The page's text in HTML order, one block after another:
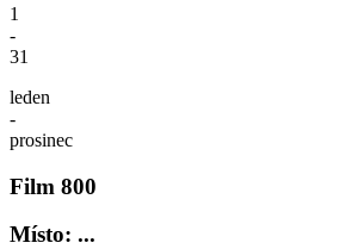
1
-
31
leden
-
prosinec
Film 800
Místo: ...